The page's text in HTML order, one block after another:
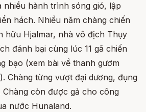
nhiều hành trình sóng gió, lập
hách. Nhiều năm chàng chiến
hữu Hjalmar, nhà vô địch Thụy
đánh bại cùng lúc 11 gã chiến
bạo (xem bài về thanh gươm
). Chàng từng vượt đại dương, đụng
Chàng còn được gả cho công
nước Hunaland.